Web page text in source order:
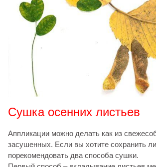
Сушка осенних листьев
Аппликации можно делать как из
засушенных. Если вы хотите сохранить
порекомендовать два способа сушки.